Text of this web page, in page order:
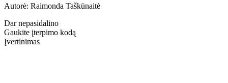
Autorė: Raimonda Taškūnaitė
Dar nepasidalino
Gaukite įterpimo kodą
Įvertinimas